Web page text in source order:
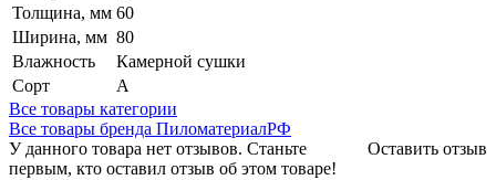
Толщина, мм 60
Ширина, мм 80
Влажность
Камерной сушки
Сорт
А
Все товары категории
Все товары бренда ПиломатериалРФ
Оставить отзыв
У данного товара нет отзывов. Станьте
первым, кто оставил отзыв об этом товаре!